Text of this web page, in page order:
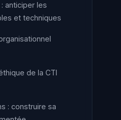
anticiper les
et techniques
de la CTI
: construire sa